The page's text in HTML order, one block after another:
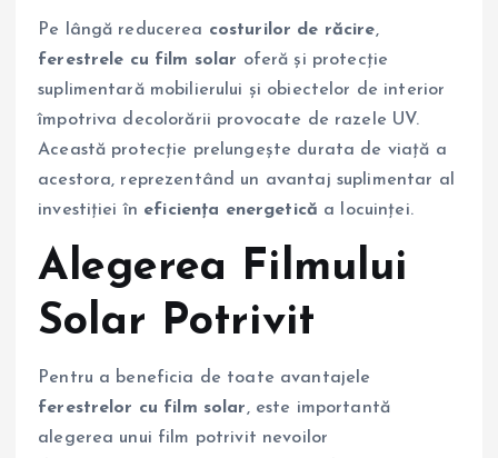
Pe lângă reducerea costurilor de răcire,
ferestrele cu film solar oferă și protecție
suplimentară mobilierului și obiectelor de interior
împotriva decolorării provocate de razele UV.
Această protecție prelungește durata de viață a
acestora, reprezentând un avantaj suplimentar al
investiției în eficiența energetică a locuinței.
Alegerea Filmului
Solar Potrivit
Pentru a beneficia de toate avantajele
ferestrelor cu film solar, este importantă
alegerea unui film potrivit nevoilor